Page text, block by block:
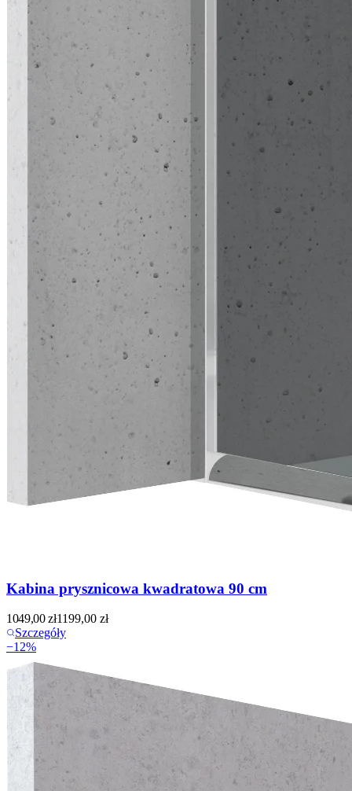
Kabina prysznicowa kwadratowa 90 cm
1049,00zł1199,00zł
Szczegóły
−12%